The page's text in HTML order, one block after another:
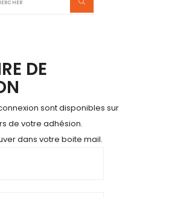
DE
sont disponibles sur
de votre adhésion.
dans votre boite mail.